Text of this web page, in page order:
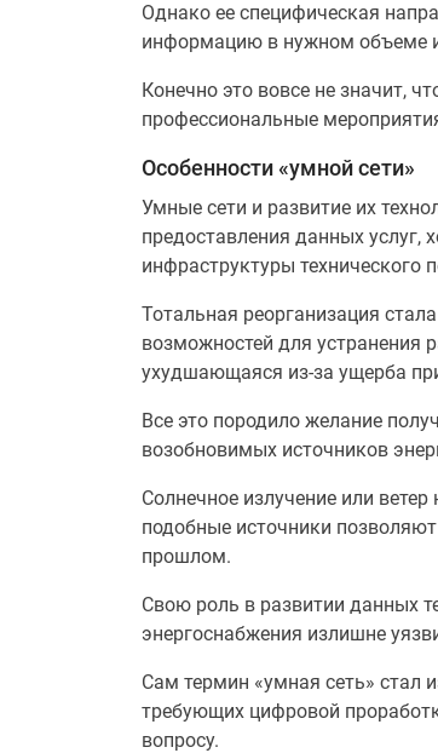
Однако ее специфическая
информацию в нужном объеме
Конечно это вовсе не значит,
профессиональные
Особенности «умной сети»
Умные сети и развитие их
предоставления данных услуг,
инфраструктуры технического
Тотальная реорганизация
возможностей для устранения
ухудшающаяся из-за ущерба
Все это породило желание
возобновимых источников
Солнечное излучение или
подобные источники
прошлом.
Свою роль в развитии данных
энергоснабжения излишне
Сам термин «умная сеть» стал
требующих цифровой
вопросу.